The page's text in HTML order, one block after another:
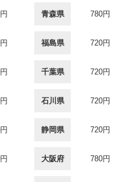
青森県 780円
福島県 720円
千葉県 720円
石川県 720円
静岡県 720円
大阪府 780円